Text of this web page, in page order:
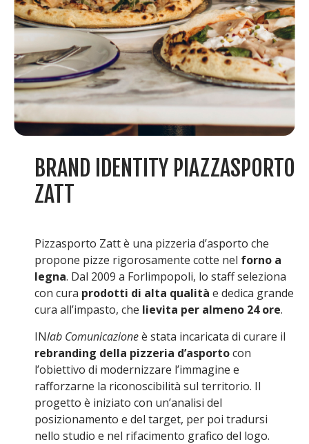
BRAND IDENTITY PIAZZASPORTO
ZATT
Pizzasporto Zatt è una pizzeria d’asporto che
propone pizze rigorosamente cotte nel forno a
legna. Dal 2009 a Forlimpopoli, lo staff seleziona
con cura prodotti di alta qualità e dedica grande
cura all’impasto, che lievita per almeno 24 ore.
INlab Comunicazioneè stata incaricata di curare il
rebranding della pizzeria d’asportocon
l’obiettivo di modernizzare l’immagine e
rafforzarne la riconoscibilità sul territorio. Il
progetto è iniziato con un’analisi del
posizionamento e del target, per poi tradursi
nello studio e nel rifacimento grafico del logo.